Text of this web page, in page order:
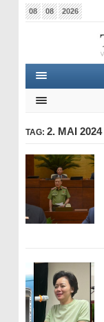
08 08 2026
TAG: 2. MAI 2024